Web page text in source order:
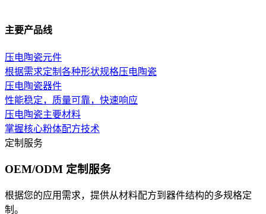
主要产品线
压电陶瓷元件
根据需求定制各种形状规格压电陶瓷
压电陶瓷器件
性能稳定，质量可靠，快速响应
压电陶瓷主要材料
掌握核心粉体配方技术
定制服务
OEM/ODM 定制服务
根据您的应用需求，提供从材料配方到器件结构的多规格定
制。